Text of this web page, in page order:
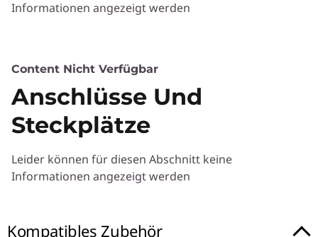
Informationen angezeigt werden
Content Nicht Verfügbar
Anschlüsse Und
Steckplätze
Leider können für diesen Abschnitt keine
Informationen angezeigt werden
Kompatibles Zubehör